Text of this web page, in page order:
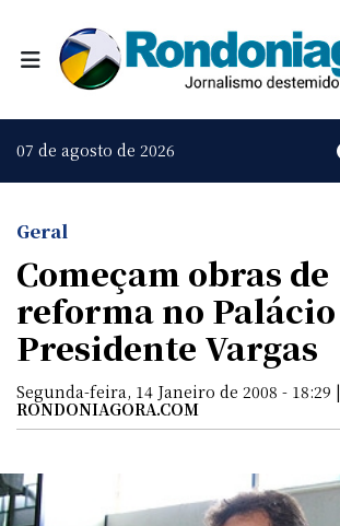
07 de agosto de 2026
Geral
Começam obras de
reforma no Palácio
Presidente Vargas
Segunda-feira, 14 Janeiro de 2008 - 18:29 |
RONDONIAGORA.COM